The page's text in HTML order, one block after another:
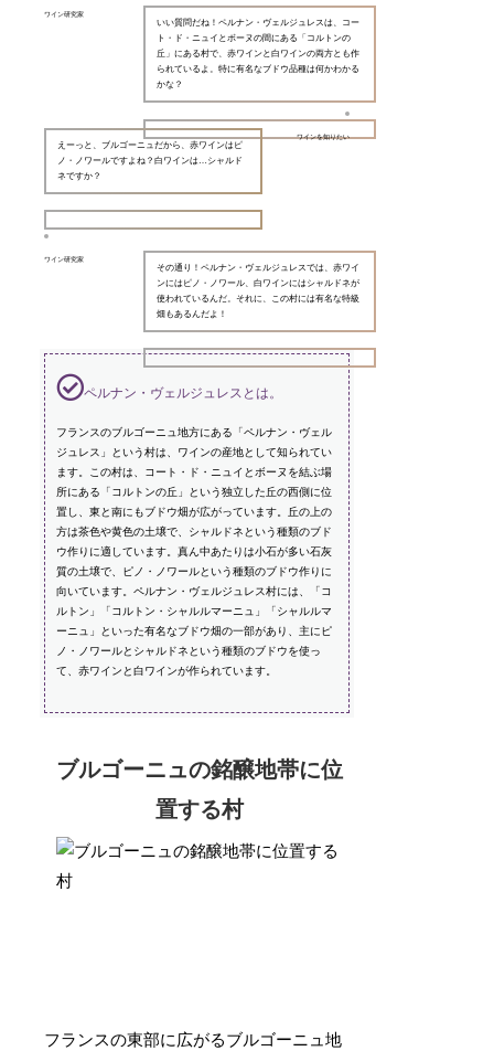
ワイン研究家
いい質問だね！ペルナン・ヴェルジュレスは、コー
ト・ド・ニュイとボーヌの間にある「コルトンの
丘」にある村で、赤ワインと白ワインの両方とも作
られているよ。特に有名なブドウ品種は何かわかる
かな？
ワインを知りたい
えーっと、ブルゴーニュだから、赤ワインはピ
ノ・ノワールですよね？白ワインは…シャルド
ネですか？
ワイン研究家
その通り！ペルナン・ヴェルジュレスでは、赤ワイ
ンにはピノ・ノワール、白ワインにはシャルドネが
使われているんだ。それに、この村には有名な特級
畑もあるんだよ！
ペルナン・ヴェルジュレスとは。
フランスのブルゴーニュ地方にある「ペルナン・ヴェル
ジュレス」という村は、ワインの産地として知られてい
ます。この村は、コート・ド・ニュイとボーヌを結ぶ場
所にある「コルトンの丘」という独立した丘の西側に位
置し、東と南にもブドウ畑が広がっています。丘の上の
方は茶色や黄色の土壌で、シャルドネという種類のブド
ウ作りに適しています。真ん中あたりは小石が多い石灰
質の土壌で、ピノ・ノワールという種類のブドウ作りに
向いています。ペルナン・ヴェルジュレス村には、「コ
ルトン」「コルトン・シャルルマーニュ」「シャルルマ
ーニュ」といった有名なブドウ畑の一部があり、主にピ
ノ・ノワールとシャルドネという種類のブドウを使っ
て、赤ワインと白ワインが作られています。
ブルゴーニュの銘醸地帯に位
置する村
フランスの東部に広がるブルゴーニュ地